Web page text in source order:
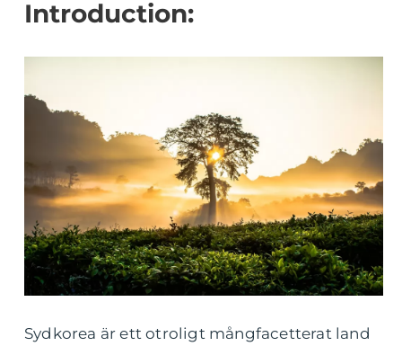
Introduction:
Sydkorea är ett otroligt mångfacetterat land